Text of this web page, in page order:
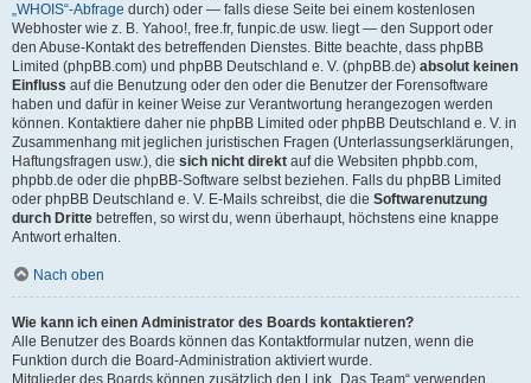
„WHOIS“-Abfrage durch) oder — falls diese Seite bei einem kostenlosen
Webhoster wie z. B. Yahoo!, free.fr, funpic.de usw. liegt — den Support oder
den Abuse-Kontakt des betreffenden Dienstes. Bitte beachte, dass phpBB
Limited (phpBB.com) und phpBB Deutschland e. V. (phpBB.de) absolut keinen
Einfluss auf die Benutzung oder den oder die Benutzer der Forensoftware
haben und dafür in keiner Weise zur Verantwortung herangezogen werden
können. Kontaktiere daher nie phpBB Limited oder phpBB Deutschland e. V. in
Zusammenhang mit jeglichen juristischen Fragen (Unterlassungserklärungen,
Haftungsfragen usw.), die sich nicht direkt auf die Websiten phpbb.com,
phpbb.de oder die phpBB-Software selbst beziehen. Falls du phpBB Limited
oder phpBB Deutschland e. V. E-Mails schreibst, die die Softwarenutzung
durch Dritte betreffen, so wirst du, wenn überhaupt, höchstens eine knappe
Antwort erhalten.
Nach oben
Wie kann ich einen Administrator des Boards kontaktieren?
Alle Benutzer des Boards können das Kontaktformular nutzen, wenn die
Funktion durch die Board-Administration aktiviert wurde.
Mitglieder des Boards können zusätzlich den Link „Das Team“ verwenden.